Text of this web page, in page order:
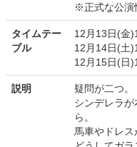
※正式な公演
タイムテー
ブル
12月13日(金
12月14日(土
12月15日(日
説明
疑問が二つ。
シンデレラ
ら。
馬車やドレス